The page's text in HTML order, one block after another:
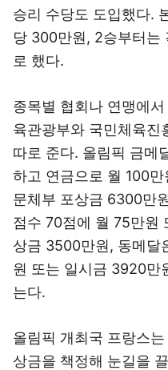
승리 수당도 도입했다.
당 300만원, 2승부터는
로 했다.
종목별 협회나 연맹에
육관광부와 국민체육진
따로 준다. 올림픽 금메
하고 연금으로 월 100
문체부 포상금 6300만
점수 70점에 월 75만원
상금 3500만원, 동메달
원 또는 일시금 3920만
는다.
올림픽 개최국 프랑스
상금을 책정해 눈길을